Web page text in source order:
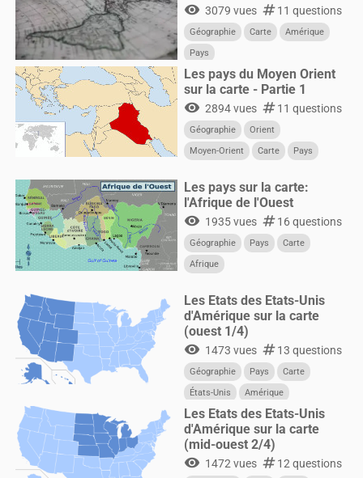
visibility 3079 vues numbers11 questions
Géographie Carte
Amérique
Pays
Les pays du Moyen Orient
sur la carte - Partie 1
visibility 2894 vues numbers11 questions
Géographie
Orient
Moyen-Orient
Carte Pays
Les pays sur la carte:
l'Afrique de l'Ouest
visibility 1935 vues numbers16 questions
Géographie Pays
Carte
Afrique
Les Etats des Etats-Unis
d'Amérique sur la carte
(ouest 1/4)
visibility 1473 vues numbers13 questions
Géographie Pays
Carte
États-Unis
Amérique
Les Etats des Etats-Unis
d'Amérique sur la carte
(mid-ouest 2/4)
visibility 1472 vues numbers12 questions